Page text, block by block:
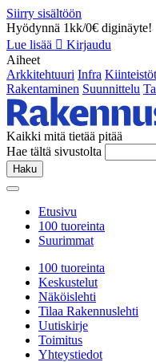
Siirry sisältöön
Hyödynnä 1kk/0€ diginäyte!
Lue lisää
Kirjaudu
Aiheet
Arkkitehtuuri Infra Kiinteistöt
Rakentaminen Suunnittelu
Kaikki mitä tietää pitää
Hae tältä sivustolta
Haku
Etusivu
100 tuoreinta
Suurimmat
100 tuoreinta
Keskustelut
Näköislehti
Tilaa Rakennuslehti
Uutiskirje
Toimitus
Yhteystiedot